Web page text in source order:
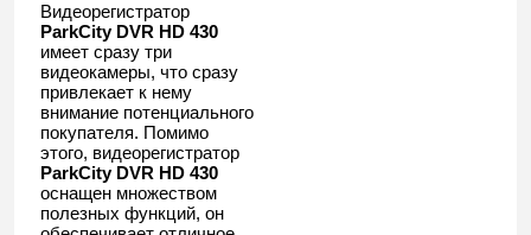
Видеорегистратор
ParkCity DVR HD 430
имеет сразу три
видеокамеры, что сразу
привлекает к нему
внимание потенциального
покупателя. Помимо
этого, видеорегистратор
ParkCity DVR HD 430
оснащен множеством
полезных функций, он